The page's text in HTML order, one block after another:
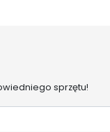
sprzętu!